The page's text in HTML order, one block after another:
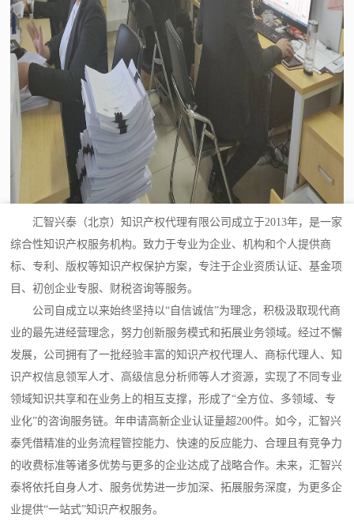
汇智兴泰（北京）知识产权代理有限公司成立于2013年，是一家
综合性知识产权服务机构。致力于专业为企业、机构和个人提供商
标、专利、版权等知识产权保护方案，专注于企业资质认证、基金项
目、初创企业专服、财税咨询等服务。
公司自成立以来始终坚持以“自信诚信”为理念，积极汲取现代商
业的最先进经营理念，努力创新服务模式和拓展业务领域。经过不懈
发展，公司拥有了一批经验丰富的知识产权代理人、商标代理人、知
识产权信息领军人才、高级信息分析师等人才资源，实现了不同专业
领域知识共享和在业务上的相互支撑，形成了“全方位、多领域、专
业化”的咨询服务链。年申请高新企业认证量超200件。如今，汇智兴
泰凭借精准的业务流程管控能力、快速的反应能力、合理且有竞争力
的收费标准等诸多优势与更多的企业达成了战略合作。未来，汇智兴
泰将依托自身人才、服务优势进一步加深、拓展服务深度，为更多企
业提供“一站式”知识产权服务。